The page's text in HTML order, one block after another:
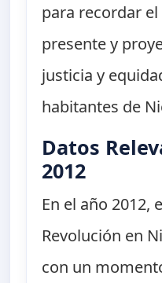
para recordar
presente y
justicia y
habitantes de
Datos
2012
En el año 2012,
Revolución en
con un